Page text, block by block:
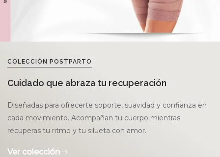
COLECCIÓN POSTPARTO
Cuidado que abraza tu recuperación
Diseñadas para ofrecerte soporte, suavidad y confianza en
cada movimiento. Acompañan tu cuerpo mientras
recuperas tu ritmo y tu silueta con amor.
Ver colección